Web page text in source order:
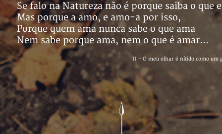
Se falo na Natureza não é porque saiba o que
Mas porque a amo, e amo-a por isso,
Porque quem ama nunca sabe o que ama
Nem sabe porque ama, nem o que é amar...
II - O meu olhar é nítido como um